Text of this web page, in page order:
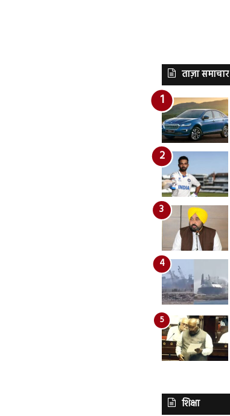
ताज़ा समाचार
शिक्षा